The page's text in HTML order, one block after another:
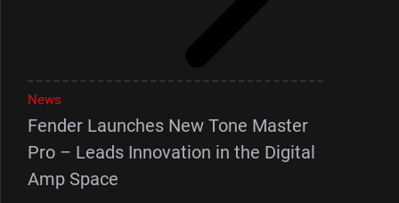
News
Fender Launches New Tone Master
Pro – Leads Innovation in the Digital
Amp Space